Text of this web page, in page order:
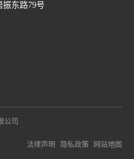
东路79号
公司
法律声明 隐私政策 网站地图